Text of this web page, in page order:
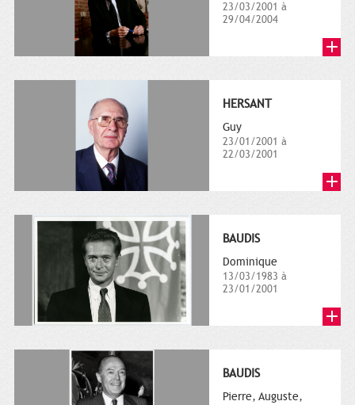
23/03/2001 à
29/04/2004
HERSANT
Guy
23/01/2001 à
22/03/2001
BAUDIS
Dominique
13/03/1983 à
23/01/2001
BAUDIS
Pierre, Auguste,